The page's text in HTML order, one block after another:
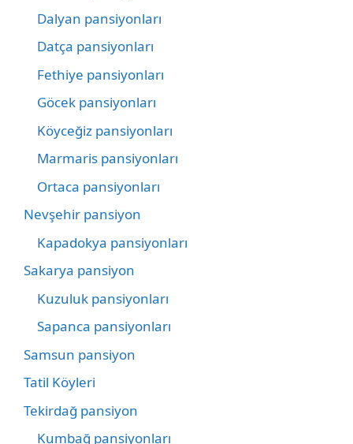
Dalyan pansiyonları
Datça pansiyonları
Fethiye pansiyonları
Göcek pansiyonları
Köyceğiz pansiyonları
Marmaris pansiyonları
Ortaca pansiyonları
Nevşehir pansiyon
Kapadokya pansiyonları
Sakarya pansiyon
Kuzuluk pansiyonları
Sapanca pansiyonları
Samsun pansiyon
Tatil Köyleri
Tekirdağ pansiyon
Kumbağ pansiyonları